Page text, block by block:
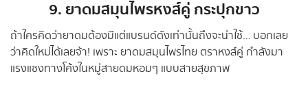
9. ยาดมสมุนไพรหงส์คู่ กระปุกขาว
ถ้าใครคิดว่ายาดมต้องมีแต่แบรนด์ดังเท่านั้นถึงจะน่าใช้… บอกเลย
ว่าคิดใหม่ได้เลยจ้า! เพราะ ยาดมสมุนไพรไทย ตราหงส์คู่ กำลังมา
แรงแซงทางโค้งในหมู่สายดมหอมๆ แบบสายสุขภาพ